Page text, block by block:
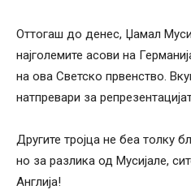
Оттогаш до денес, Џамал
најголемите асови на
на ова Светско првенство.
натпревари за
Другите тројца не беа толку
но за разлика од Мусијале,
Англија!